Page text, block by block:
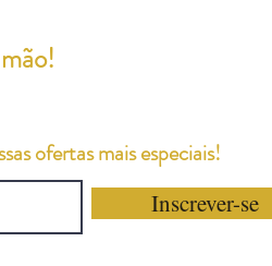
Inscrever-se
ofertas mais especiais!